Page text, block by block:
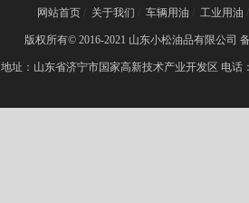
网站首页 关于我们 车辆用油 工业用油
版权所有© 2016-2021 山东小松油品有限公司
地址：山东省济宁市国家高新技术产业开发区 电话：